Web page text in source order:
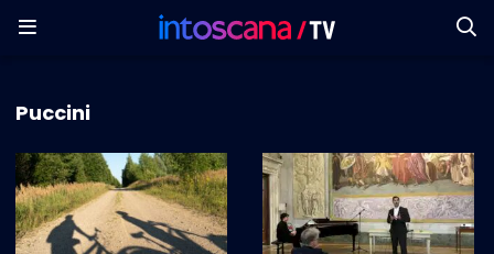
Puccini